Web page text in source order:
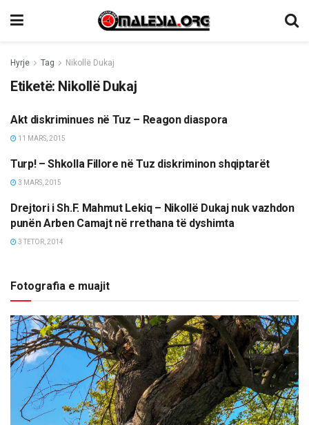
Hyrje Tag Nikollë Dukaj
Etiketë: Nikollë Dukaj
LAJME
Akt diskriminues në Tuz – Reagon diaspora
11 MARS, 2015
LAJME
Turp! – Shkolla Fillore në Tuz diskriminon shqiptarët
3 MARS, 2015
OPINIONE/EDITORIALE
Drejtori i Sh.F. Mahmut Lekiq – Nikollë Dukaj nuk vazhdon
punën Arben Camajt në rrethana të dyshimta
3 TETOR, 2014
Fotografia e muajit